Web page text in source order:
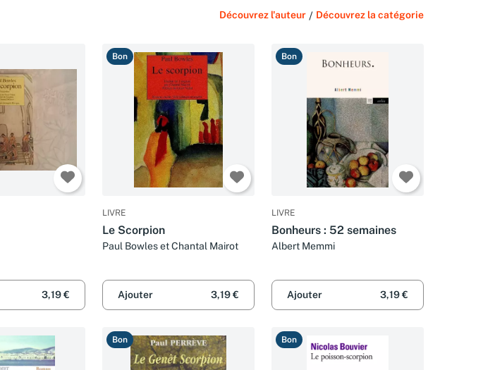
Découvrez l'auteur / Découvrez la catégorie
3,19 €
Bon
LIVRE
Le Scorpion
Paul Bowles et Chantal Mairot
Ajouter 3,19 €
Bon
LIVRE
Bonheurs : 52 semaines
Albert Memmi
Ajouter 3,19 €
Bon Bon